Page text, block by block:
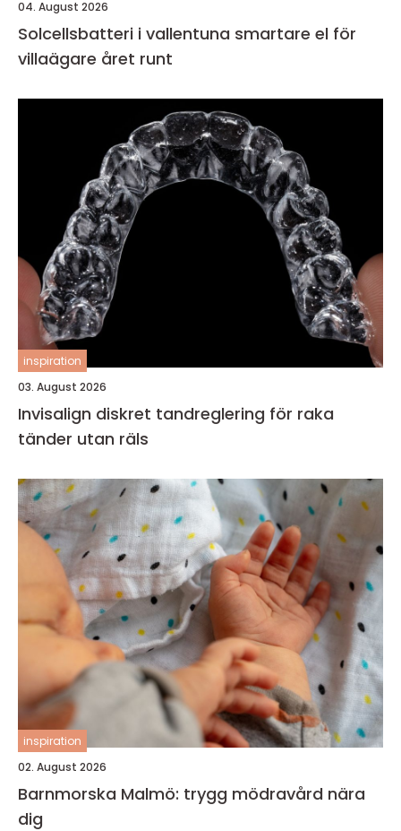
04. August 2026
Solcellsbatteri i vallentuna smartare el för
villaägare året runt
inspiration
03. August 2026
Invisalign diskret tandreglering för raka
tänder utan räls
inspiration
02. August 2026
Barnmorska Malmö: trygg mödravård nära
dig